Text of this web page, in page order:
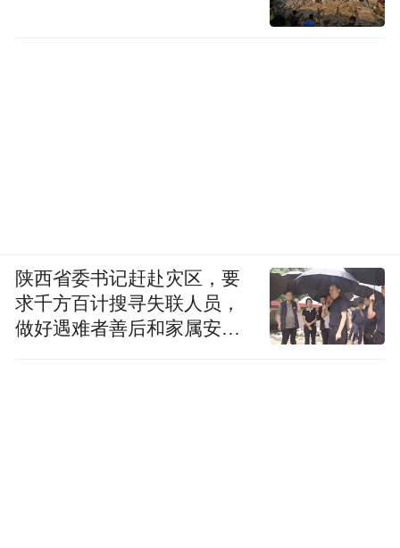
陕西省委书记赶赴灾区，要
求千方百计搜寻失联人员，
做好遇难者善后和家属安抚